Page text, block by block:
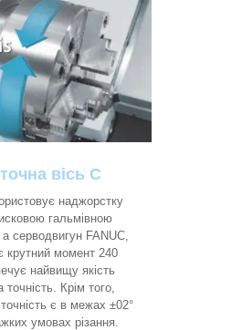
вісь С
наджорстку
гальмівною
серводвигун FANUC,
крутний момент 240
найвищу якість
точність. Крім того,
є в межах ±02°
умовах різання.